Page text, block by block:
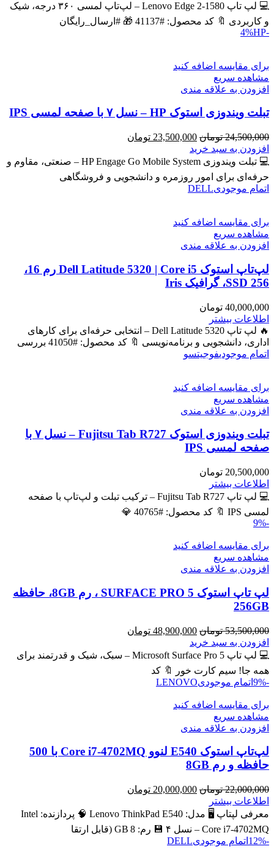
43,600,000 تومان
39,900,000 تومان
است.
💻 لپ تاپ Lenovo Edge 2-1580 – لپ‌تاپ لمسی ۳۶۰ درجه، شیک
و کاربردی 🔖 کد محصول: #41137 🎁 #ارسال_رایگان
-4%
HP
برای مقایسه اضافه کنید
مشاهده سریع
افزودن به علاقه مندی
تبلت ویندوزی استوک HP – نسل ۷ با صفحه لمسی IPS
24,500,000 تومان قیمت
اصلی
24,500,000 تومان
23,500,000 تومان
23,500,000 تومان
افزودن به سبد خرید
💻 تبلت ویندوزی HP Engage Go Mobile System – صنعتی، مقاوم و
حرفه‌ای برای امور روزمره و دانشجویی و فروشگاهی
اتمام موجودیDELL
برای مقایسه اضافه کنید
مشاهده سریع
افزودن به علاقه مندی
لپ‌تاپ استوک Dell Latitude 5320 | Core i5 رم 16،
SSD 256، گرافیک Iris
40,000,000 تومان
اطلاعات بیشتر
🔥 لپ تاپ Dell Latitude 5320 – انتخابی حرفه‌ای برای کارهای
اداری، دانشجویی و برنامه‌نویسی 🔖 کد محصول: #41050 بررسی
اتمام موجودیفوجیتسو
برای مقایسه اضافه کنید
مشاهده سریع
افزودن به علاقه مندی
تبلت ویندوزی استوک Fujitsu Tab R727 – نسل ۷ با
صفحه لمسی IPS
20,500,000 تومان
اطلاعات بیشتر
💻 لپ تاپ Fujitsu Tab R727 – ترکیب تبلت و لپ‌تاپ با صفحه
لمسی IPS 🔖 کد محصول: #40765 💎
-9%
برای مقایسه اضافه کنید
مشاهده سریع
افزودن به علاقه مندی
لپ تاپ استوک SURFACE PRO 5 ، رم 8GB، حافظه
256GB
53,500,000 تومان قیمت
اصلی
53,500,000 تومان
48,900,000 تومان
48,900,000 تومان
افزودن به سبد خرید
💻 لپ تاپ Microsoft Surface Pro 5 – سبک، شیک و قدرتمند برای
همه جا! سیم کارت خور 🔖 کد
-9%
اتمام موجودیLENOVO
برای مقایسه اضافه کنید
مشاهده سریع
افزودن به علاقه مندی
لپ‌تاپ استوک E540 لنوو Core i7-4702MQ با 500
حافظه و رم 8GB
22,000,000 تومان قیمت
22,000,000 تومان
20,000,000 تومان
20,000,000 تومان
است.
اطلاعات بیشتر
معرفی لپتاپ 🖥️ مدل: Lenovo ThinkPad E540 🧠 پردازنده: Intel
Core i7‑4702MQ – نسل ۴ 💾 رم: 8 GB (قابل ارتقا
-12%
اتمام موجودیDELL